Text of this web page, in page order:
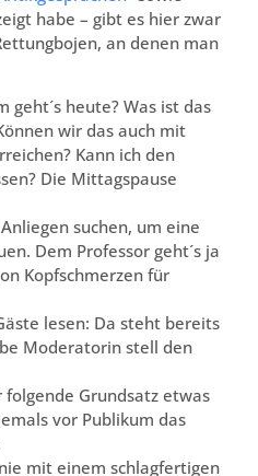
habe – gibt es hier zwar
an denen man
geht´s heute? Was ist das
wir das auch mit
Kann ich den
Die Mittagspause
suchen, um eine
Dem Professor geht´s ja
Kopfschmerzen für
lesen: Da steht bereits
Moderatorin stell den
Grundsatz etwas
vor Publikum das
mit einem schlagfertigen